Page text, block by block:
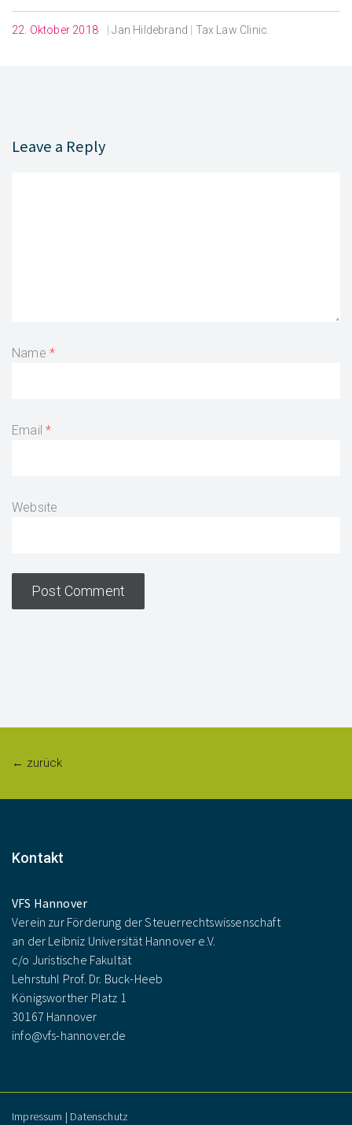
22. Oktober 2018 |Jan Hildebrand Tax Law Clinic.
Leave a Reply
Name
Email
Website
← zurück
Kontakt
VFS Hannover
Verein zur Förderung der Steuerrechtswissenschaft
an der Leibniz Universität Hannover e.V.
c/o Juristische Fakultät
Lehrstuhl Prof. Dr. Buck-Heeb
Königsworther Platz 1
30167 Hannover
info@vfs-hannover.de
Impressum | Datenschutz